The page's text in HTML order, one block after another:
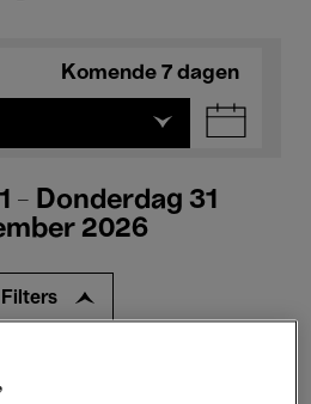
Komende 7 dagen
- Donderdag 31
2026
Filters